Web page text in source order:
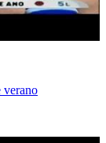
verano